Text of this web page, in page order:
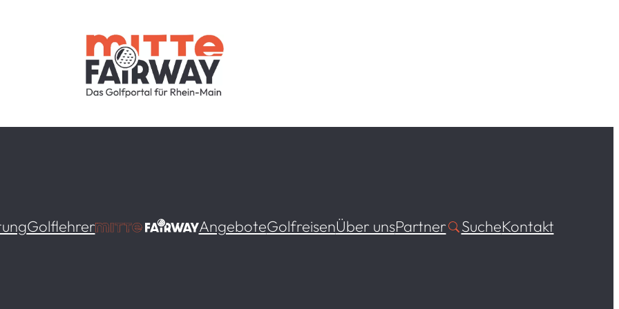
Golflehrer AngeboteGolfreisenÜber unsPartner SucheKontakt